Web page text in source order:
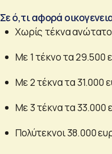
Σε ό,τι αφορά
Χωρίς τέκνα
Με 1 τέκνο τα 29.500
Με 2 τέκνα τα 31.000
Με 3 τέκνα τα 33.000
Πολύτεκνοι 38.000